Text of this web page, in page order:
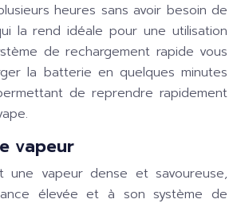
heures sans avoir besoin de
la rend idéale pour une utilisation
de rechargement rapide vous
la batterie en quelques minutes
de reprendre rapidement
vapeur
une vapeur dense et savoureuse,
élevée et à son système de